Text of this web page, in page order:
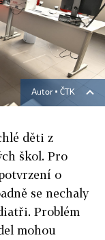
Autor ▪ ČTK
děti z
škol. Pro
o
se nechaly
Problém
mohou